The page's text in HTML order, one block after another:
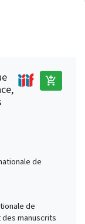
add_shopping_cart
de
de
manuscrits